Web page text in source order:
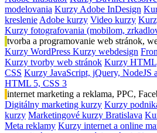
modelovania Kurzy Adobe InDesign
kreslenie Adobe kurzy Video kurzy
Kurzy fotografovania (mobilom,
tvorba a programovanie web stránok,
Kurzy WordPress Kurzy webdesign
Kurzy tvorby web stránok Kurzy HTML
CSS Kurzy JavaScript, jQuery, NodeJS
HTML 5, CSS 3
internet marketing a reklama, PPC,
Digitálny marketing kurzy Kurzy
kurzy Marketingové kurzy Bratislava
Meta reklamy Kurzy internet a online